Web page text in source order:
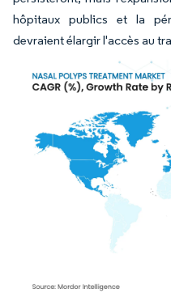
hôpitaux publics et la
devraient élargir l'accès au